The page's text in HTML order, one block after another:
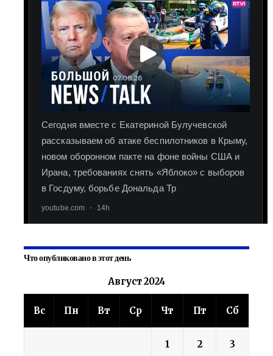
Что опубликовано в этот день
Август 2024
Вс Пн Вт Ср Чт Пт Сб
1 2 3